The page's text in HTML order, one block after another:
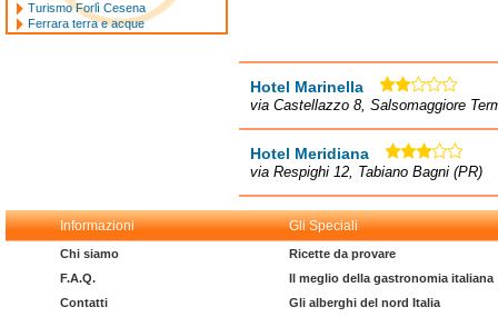
Hotel Marinella
via Castellazzo 8, Salsomaggiore
Hotel Meridiana
via Respighi 12, Tabiano Bagni (PR)
Turismo Forlì Cesena
Ferrara terra e acque
Informazioni Gli Speciali
Chi siamo
F.A.Q.
Contatti
Ricette da provare
Il meglio della gastronomia italiana
Gli alberghi del nord Italia